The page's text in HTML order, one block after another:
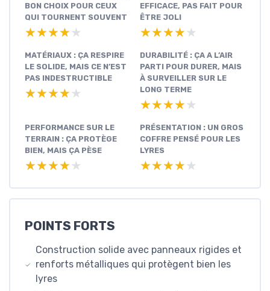
BON CHOIX POUR CEUX
QUI TOURNENT SOUVENT
★★★★★
★★★★★
EFFICACE, PAS FAIT POUR
ÊTRE JOLI
★★★★★
★★★★★
MATÉRIAUX : ÇA RESPIRE
LE SOLIDE, MAIS CE N’EST
PAS INDESTRUCTIBLE
★★★★★
★★★★★
DURABILITÉ : ÇA A L’AIR
PARTI POUR DURER, MAIS
À SURVEILLER SUR LE
LONG TERME
★★★★★
★★★★★
PERFORMANCE SUR LE
TERRAIN : ÇA PROTÈGE
BIEN, MAIS ÇA PÈSE
★★★★★
★★★★★
PRÉSENTATION : UN GROS
COFFRE PENSÉ POUR LES
LYRES
★★★★★
★★★★★
POINTS FORTS
Construction solide avec panneaux rigides et
renforts métalliques qui protègent bien les
lyres